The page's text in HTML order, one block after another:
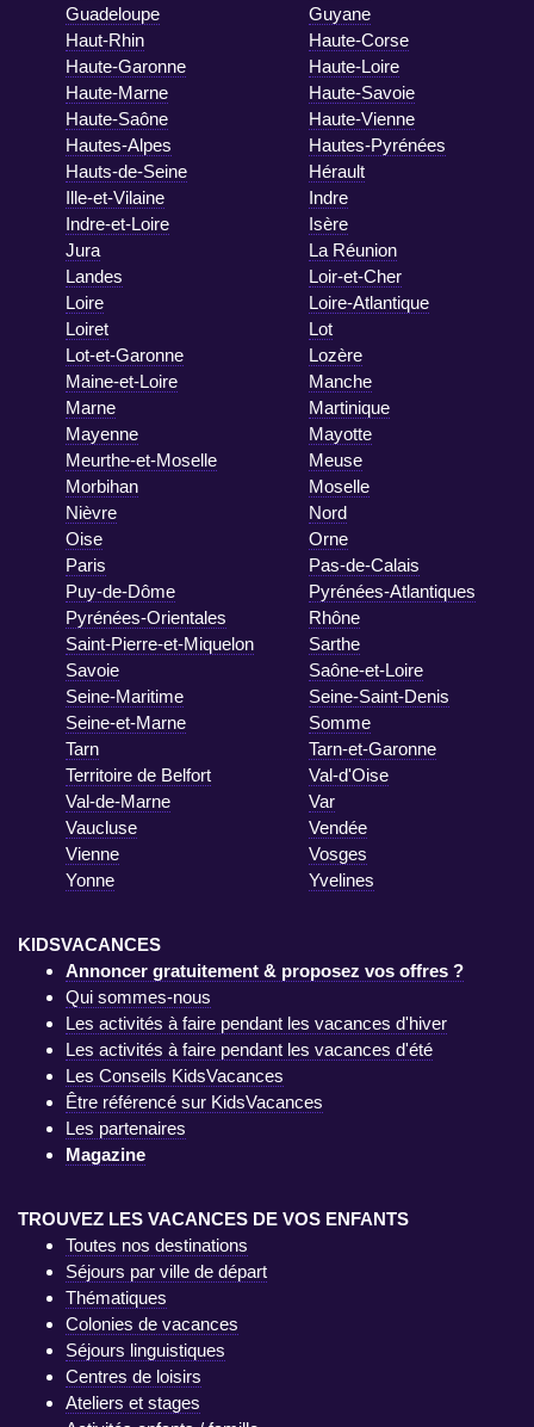
Guadeloupe
Guyane
Haut-Rhin
Haute-Corse
Haute-Garonne
Haute-Loire
Haute-Marne
Haute-Savoie
Haute-Saône
Haute-Vienne
Hautes-Alpes
Hautes-Pyrénées
Hauts-de-Seine
Hérault
Ille-et-Vilaine
Indre
Indre-et-Loire
Isère
Jura
La Réunion
Landes
Loir-et-Cher
Loire
Loire-Atlantique
Loiret
Lot
Lot-et-Garonne
Lozère
Maine-et-Loire
Manche
Marne
Martinique
Mayenne
Mayotte
Meurthe-et-Moselle
Meuse
Morbihan
Moselle
Nièvre
Nord
Oise
Orne
Paris
Pas-de-Calais
Puy-de-Dôme
Pyrénées-Atlantiques
Pyrénées-Orientales
Rhône
Saint-Pierre-et-Miquelon
Sarthe
Savoie
Saône-et-Loire
Seine-Maritime
Seine-Saint-Denis
Seine-et-Marne
Somme
Tarn
Tarn-et-Garonne
Territoire de Belfort
Val-d'Oise
Val-de-Marne
Var
Vaucluse
Vendée
Vienne
Vosges
Yonne
Yvelines
KIDSVACANCES
Annoncer gratuitement & proposez vos offres ?
Qui sommes-nous
Les activités à faire pendant les vacances d'hiver
Les activités à faire pendant les vacances d'été
Les Conseils KidsVacances
Être référencé sur KidsVacances
Les partenaires
Magazine
TROUVEZ LES VACANCES DE VOS ENFANTS
Toutes nos destinations
Séjours par ville de départ
Thématiques
Colonies de vacances
Séjours linguistiques
Centres de loisirs
Ateliers et stages